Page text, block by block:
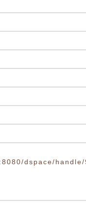
dspace/handle/